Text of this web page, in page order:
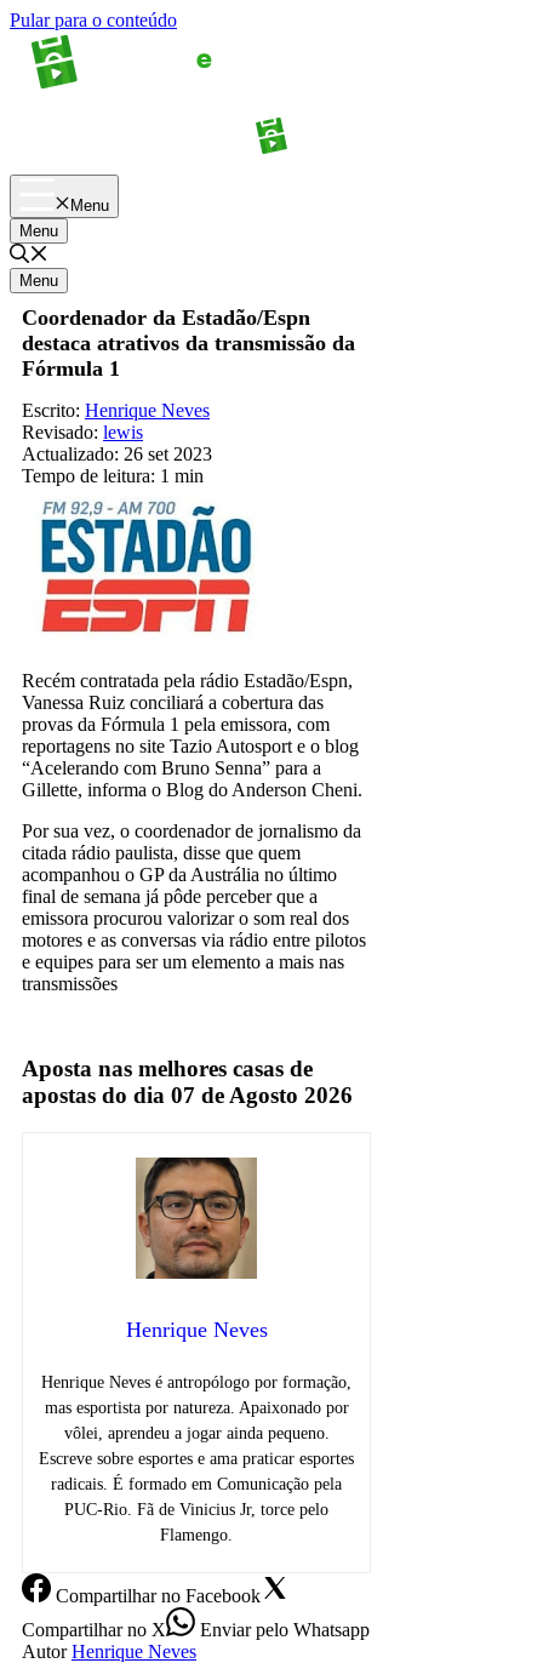
Pular para o conteúdo
Menu
Menu
Menu
Coordenador da Estadão/Espn
destaca atrativos da transmissão da
Fórmula 1
Escrito: Henrique Neves
Revisado: lewis
Actualizado: 26 set 2023
Tempo de leitura: 1 min
Recém contratada pela rádio Estadão/Espn,
Vanessa Ruiz conciliará a cobertura das
provas da Fórmula 1 pela emissora, com
reportagens no site Tazio Autosport e o blog
“Acelerando com Bruno Senna” para a
Gillette, informa o Blog do Anderson Cheni.
Por sua vez, o coordenador de jornalismo da
citada rádio paulista, disse que quem
acompanhou o GP da Austrália no último
final de semana já pôde perceber que a
emissora procurou valorizar o som real dos
motores e as conversas via rádio entre pilotos
e equipes para ser um elemento a mais nas
transmissões
Aposta nas melhores casas de
apostas do dia 07 de Agosto 2026
Henrique Neves
Henrique Neves é antropólogo por formação,
mas esportista por natureza. Apaixonado por
vôlei, aprendeu a jogar ainda pequeno.
Escreve sobre esportes e ama praticar esportes
radicais. É formado em Comunicação pela
PUC-Rio. Fã de Vinicius Jr, torce pelo
Flamengo.
Compartilharno Facebook
Compartilharno X Enviarpelo Whatsapp
Autor Henrique Neves